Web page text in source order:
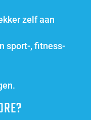
zelf aan
sport-, fitness-